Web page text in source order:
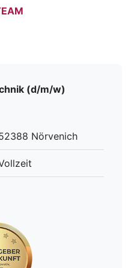
(d/m/w)
Nörvenich